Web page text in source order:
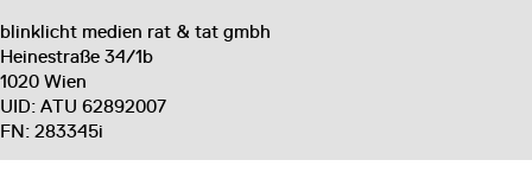
blinklicht medien rat & tat gmbh
Heinestraße 34/1b
1020 Wien
UID: ATU 62892007
FN: 283345i